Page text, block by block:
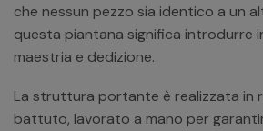
che nessun pezzo sia identico a un
questa piantana significa introdurre
maestria e dedizione.
La struttura portante è realizzata in
battuto, lavorato a mano per